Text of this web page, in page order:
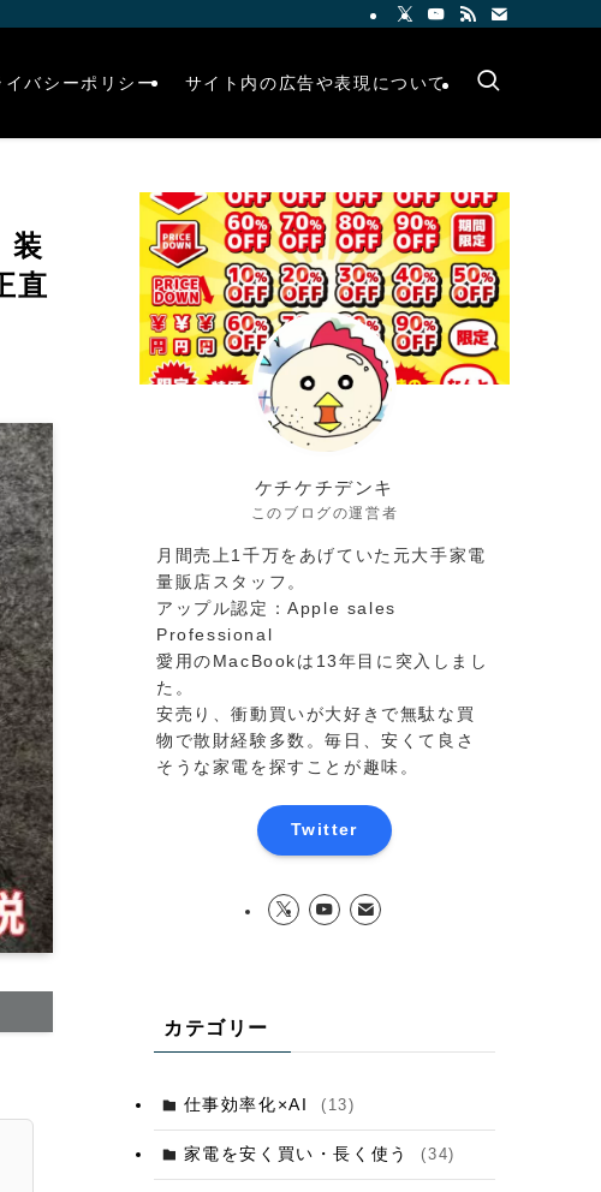
イバシーポリシー サイト内の広告や表現について
装
直
ケチケチデンキ
このブログの運営者
月間売上1千万をあげていた元大手家電
量販店スタッフ。
アップル認定：Apple sales
Professional
愛用のMacBookは13年目に突入しまし
た。
安売り、衝動買いが大好きで無駄な買
物で散財経験多数。毎日、安くて良さ
そうな家電を探すことが趣味。
Twitter
カテゴリー
仕事効率化×AI (13)
家電を安く買い・長く使う (34)